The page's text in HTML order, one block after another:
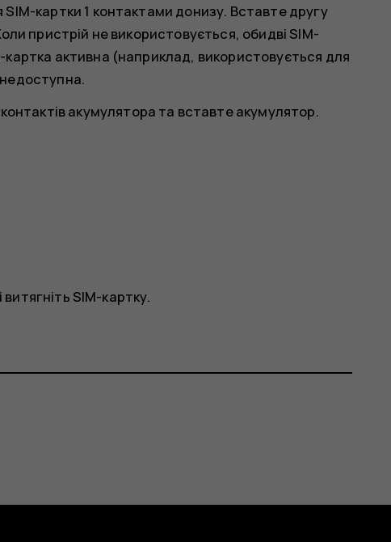
картки 1 контактами донизу. Вставте другу
пристрій не використовується, обидві SIM-
активна (наприклад, використовується для
акумулятора та вставте акумулятор.
SIM-картку.